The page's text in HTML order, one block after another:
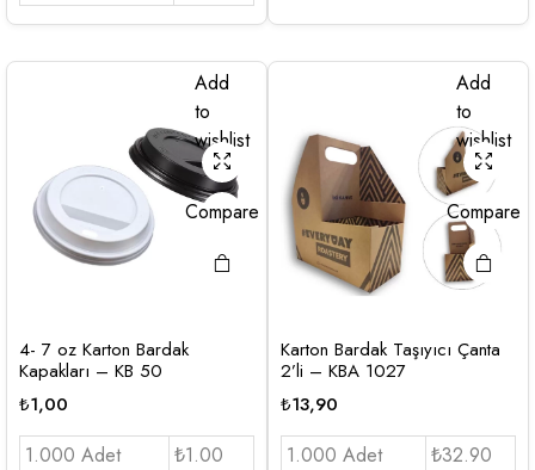
Add
to
wishlist
Compare
4- 7 oz Karton Bardak
Kapakları – KB 50
₺1,00
1.000 Adet ₺1.00
Add
to
wishlist
Compare
Karton Bardak Taşıyıcı Çanta
2’li – KBA 1027
₺13,90
1.000 Adet
₺32.90